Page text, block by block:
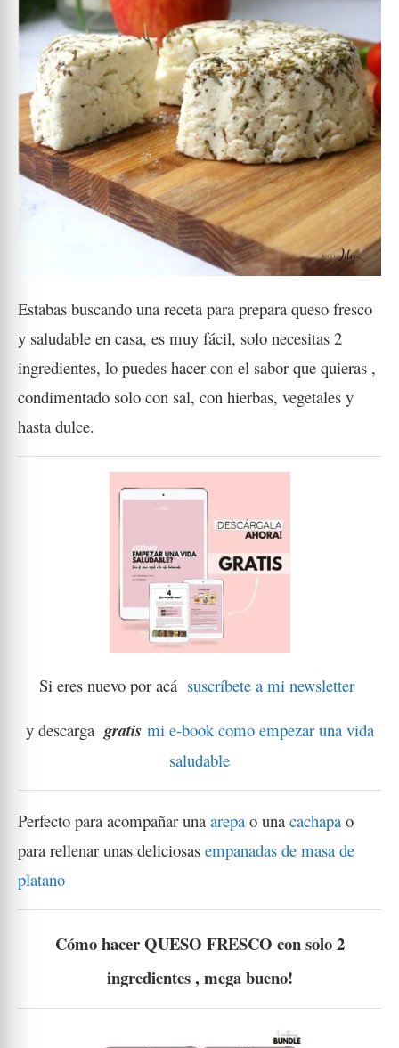
Estabas buscando una receta para prepara queso fresco
y saludable en casa, es muy fácil, solo necesitas 2
ingredientes, lo puedes hacer con el sabor que quieras ,
condimentado solo con sal, con hierbas, vegetales y
hasta dulce.
Si eres nuevo por acá suscríbete a mi newsletter
y descarga gratismi e-book como empezar una vida
saludable
Perfecto para acompañar una arepa o una cachapa o
para rellenar unas deliciosas empanadas de masa de
platano
Cómo hacer QUESO FRESCO con solo 2
ingredientes , mega bueno!